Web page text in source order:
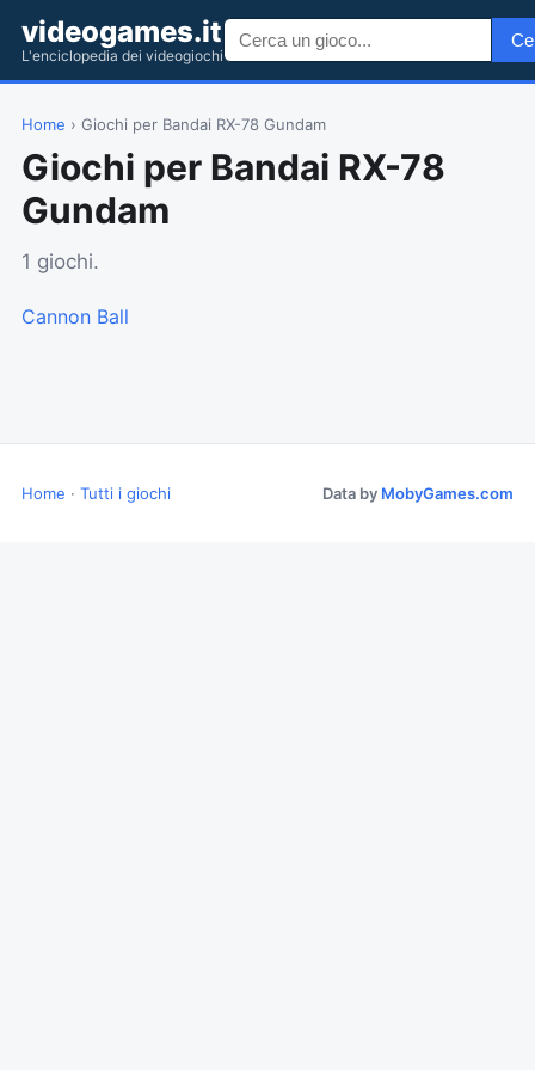
videogames.it
L'enciclopedia dei videogiochi
Home › Giochi per Bandai RX-78 Gundam
Giochi per Bandai RX-78
Gundam
1 giochi.
Cannon Ball
Home · Tutti i giochi Data by MobyGames.com